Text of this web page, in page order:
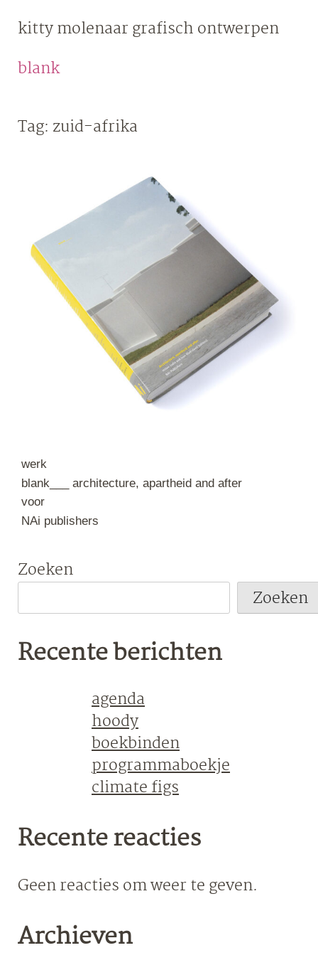
to
kitty molenaargrafisch ontwerpen
blank
Tag: zuid-afrika
werk
blank___ architecture, apartheid and after
voor
NAi publishers
Zoeken
Zoeken
Recente berichten
agenda
hoody
boekbinden
programmaboekje
climate figs
Recente reacties
Geen reacties om weer te geven.
Archieven